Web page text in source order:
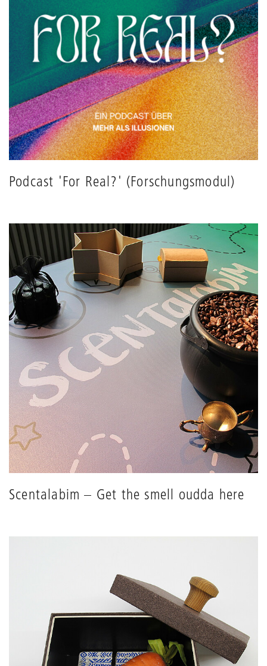
Podcast 'For Real?' (Forschungsmodul)
Scentalabim – Get the smell oudda here